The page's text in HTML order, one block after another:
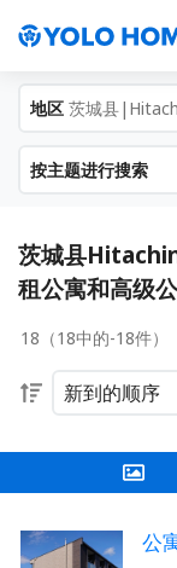
地区 茨城县
按主题进行搜索
茨城县
租公寓和高级
18（18中的-18件）
公